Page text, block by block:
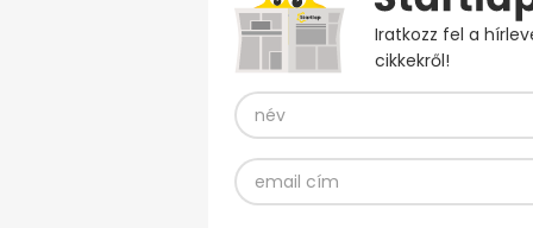
Iratkozz fel a
cikkekről!